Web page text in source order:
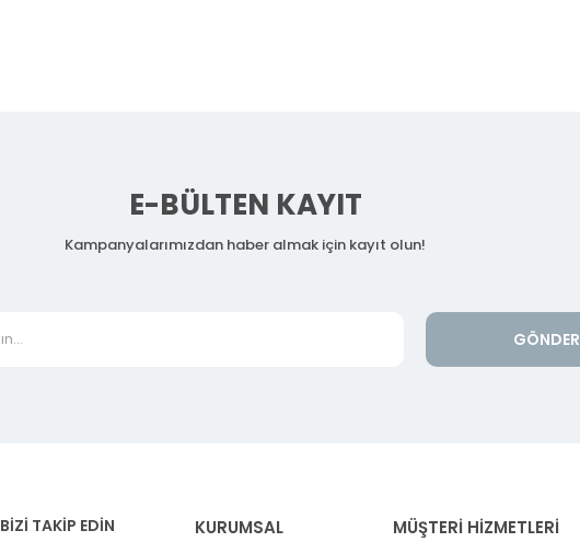
E-BÜLTEN KAYIT
Kampanyalarımızdan haber almak için kayıt olun!
GÖNDER
BİZİ TAKİP EDİN KURUMSAL MÜŞTERİ HİZMETLERİ